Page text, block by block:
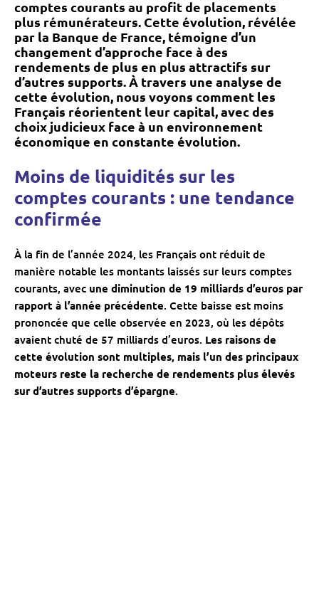
comptes courants au profit de placements
plus rémunérateurs. Cette évolution, révélée
par la Banque de France, témoigne d’un
changement d’approche face à des
rendements de plus en plus attractifs sur
d’autres supports. À travers une analyse de
cette évolution, nous voyons comment les
Français réorientent leur capital, avec des
choix judicieux face à un environnement
économique en constante évolution.
Moins de liquidités sur les
comptes courants : une tendance
confirmée
À la fin de l’année 2024, les Français ont réduit de
manière notable les montants laissés sur leurs comptes
courants, avec une diminution de 19 milliards d’euros par
rapport à l’année précédente. Cette baisse est moins
prononcée que celle observée en 2023, où les dépôts
avaient chuté de 57 milliards d’euros. Les raisons de
cette évolution sont multiples, mais l’un des principaux
moteurs reste la recherche de rendements plus élevés
sur d’autres supports d’épargne.